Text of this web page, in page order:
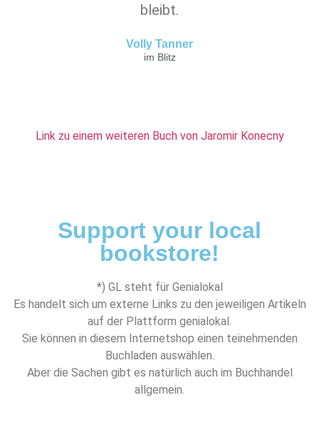
bleibt.
Volly Tanner
im Blitz
Link zu einem weiteren Buch von Jaromir Konecny
Support your local
bookstore!
*) GL steht für Genialokal
Es handelt sich um externe Links zu den jeweiligen Artikeln
auf der Plattform genialokal.
Sie können in diesem Internetshop einen teinehmenden
Buchladen auswählen.
Aber die Sachen gibt es natürlich auch im Buchhandel
allgemein.